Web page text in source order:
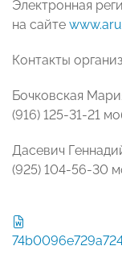
Электронная
на сайте
Контакты
Бочковская
(916) 125-31-21
Дасевич
(925) 104-56-30